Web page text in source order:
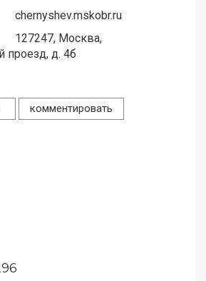
chernyshev.mskobr.ru
127247, Москва,
проезд, д. 4б
комментировать